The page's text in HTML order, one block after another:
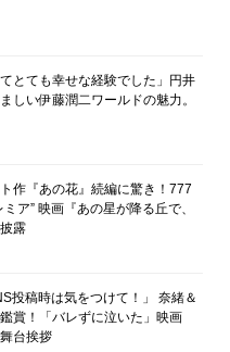
とても幸せな経験でした」円井
しい伊藤潤二ワールドの魅力。
作『あの花』続編に驚き！777
ア” 映画『あの星が降る丘で、
露
投稿時は気をつけて！」 奈緒＆
賞！「バレずに泣いた」映画
台挨拶